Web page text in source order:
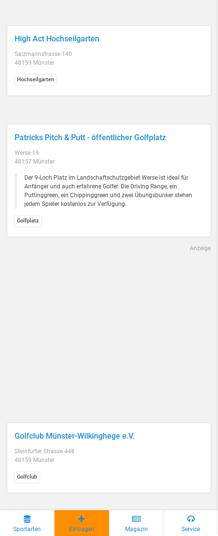
High Act Hochseilgarten
Salzmannstrasse 140
48159 Münster
Hochseilgarten
Patricks Pitch & Putt - öffentlicher Golfplatz
Werse 19
48157 Münster
Der 9-Loch Platz im Landschaftschutzgebiet Werse ist ideal für
Anfänger und auch erfahrene Golfer. Die Driving Range, ein
Puttinggreen, ein Chippinggreen und zwei Übungsbunker stehen
jedem Spieler kostenlos zur Verfügung.
Golfplatz
Anzeige
Golfclub Münster-Wilkinghege e.V.
Steinfurter Strasse 448
48159 Münster
Golfclub
Sportarten Eintragen Magazin Service